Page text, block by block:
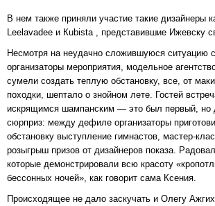
В нем также приняли участие такие дизайнеры
Leelavadee и Кubista , представившие Ижевску
Несмотря на неудачно сложившуюся ситуацию с
организаторы мероприятия, модельное
сумели создать теплую обстановку, все, от
походки, шептало о знойном лете. Гостей
искрящимся шампанским — это был первый, но
сюрприз: между дефиле организаторы
обстановку выступление гимнастов, мастер-
розыгрыш призов от дизайнеров показа.
которые демонстрировали всю красоту
бессонных ночей», как говорит сама Ксения.
Происходящее не дало заскучать и Олегу